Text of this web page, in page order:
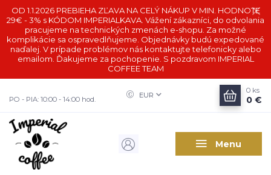
OD 1.1.2026 PREBIEHA ZĽAVA NA CELÝ NÁKUP V MIN. HODNOTE
29€ - 3% s KÓDOM IMPERIALKAVA. Vážení zákazníci, do odvolania
pracujeme na technických zmenách e-shopu. Za možné
komplikácie sa ospravedlňujeme. Objednávky budú expedované
naďalej. V prípade problémov nás kontaktujte telefonicky alebo
emailom. Ďakujeme za pochopenie. S pozdravom IMPERIAL
COFFEE TEAM
Menu
EUR
PO - PIA: 10:00 - 14:00 hod.
0 ks
0 €